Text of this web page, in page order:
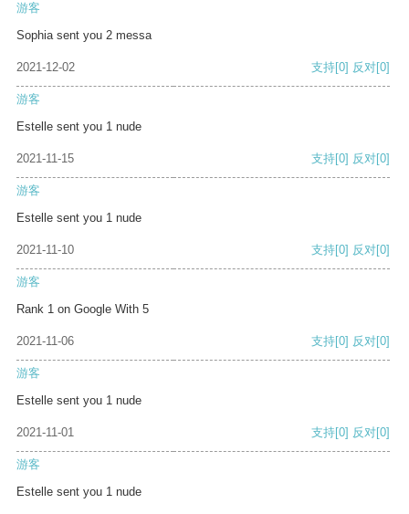
游客
Sophia sent you 2 messa
2021-12-02 支持[0] 反对[0]
游客
Estelle sent you 1 nude
2021-11-15 支持[0] 反对[0]
游客
Estelle sent you 1 nude
2021-11-10 支持[0] 反对[0]
游客
Rank 1 on Google With 5
2021-11-06 支持[0] 反对[0]
游客
Estelle sent you 1 nude
2021-11-01 支持[0] 反对[0]
游客
Estelle sent you 1 nude